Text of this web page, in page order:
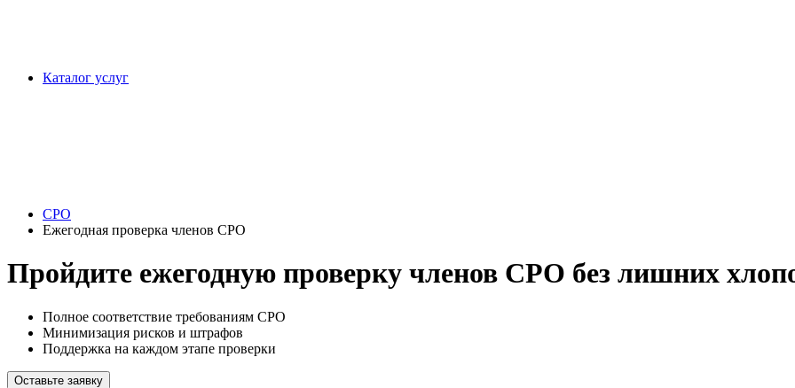
Каталог услуг
СРО
Ежегодная проверка членов СРО
Пройдите ежегодную проверку членов СРО без лишних
Полное соответствие требованиям СРО
Минимизация рисков и штрафов
Поддержка на каждом этапе проверки
Оставьте заявку